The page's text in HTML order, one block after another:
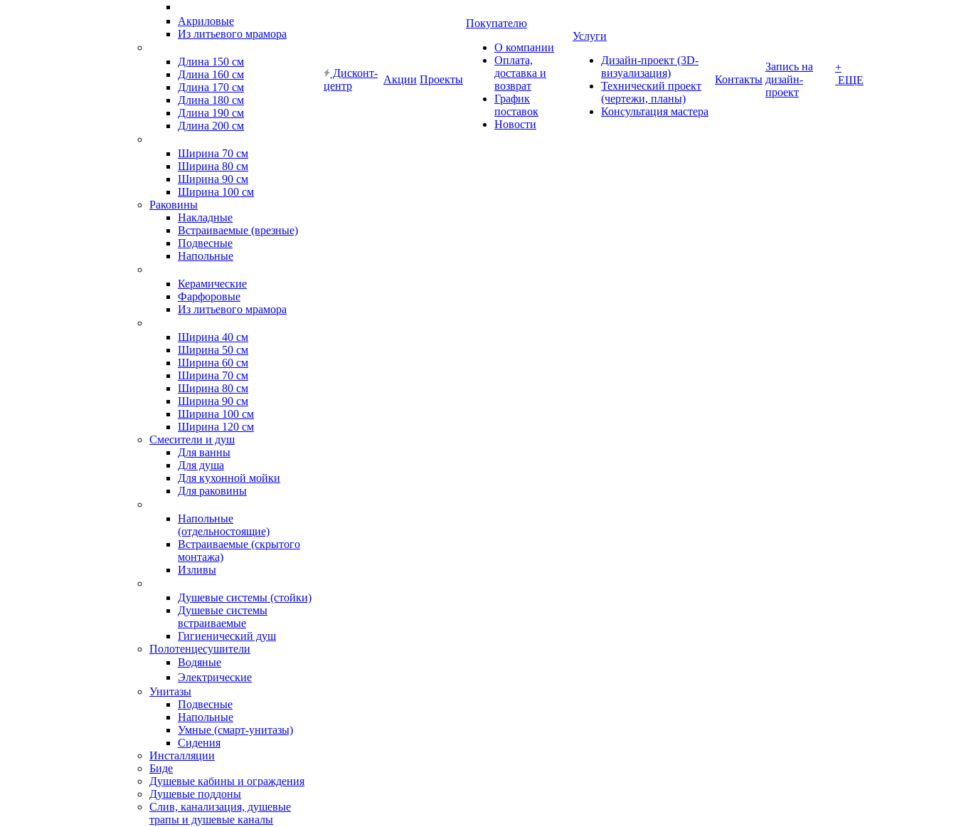
Акриловые
Из литьевого мрамора
Длина 150 см
Длина 160 см
Длина 170 см
Длина 180 см
Длина 190 см
Длина 200 см
Ширина 70 см
Ширина 80 см
Ширина 90 см
Ширина 100 см
Раковины
Накладные
Встраиваемые (врезные)
Подвесные
Напольные
Керамические
Фарфоровые
Из литьевого мрамора
Ширина 40 см
Ширина 50 см
Ширина 60 см
Ширина 70 см
Ширина 80 см
Ширина 90 см
Ширина 100 см
Ширина 120 см
Смесители и душ
Для ванны
Для душа
Для кухонной мойки
Для раковины
Напольные
(отдельностоящие)
Встраиваемые (скрытого
монтажа)
Изливы
Душевые системы (стойки)
Душевые системы
встраиваемые
Гигиенический душ
Полотенцесушители
ㅤВодяные
ㅤЭлектрические
Унитазы
Подвесные
Напольные
Умные (смарт-унитазы)
Сидения
Инсталляции
Биде
Душевые кабины и ограждения
Душевые поддоны
Слив, канализация, душевые
трапы и душевые каналы
Дисконт-
центр
Акции Проекты
Покупателю
О компании
Оплата,
доставка и
возврат
График
поставок
Новости
Услуги
Дизайн-проект (3D-
визуализация)
Технический проект
(чертежи, планы)
Консультация мастера
Контакты
Запись на
дизайн-
проект
+
ЕЩЕ